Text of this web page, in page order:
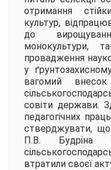
отримання
культур,
до
монокультури,
провадження
у
вагомий
совіти держави.
педагогічних
стверджувати, що
П.В. Будріна
втратили своєї